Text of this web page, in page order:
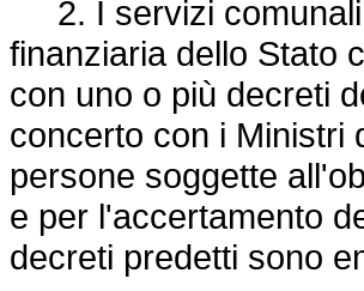
2. I servizi comunali
finanziaria dello Stato
con uno o più decreti
concerto con i Ministri
persone soggette
e per l'accertamento
decreti predetti sono